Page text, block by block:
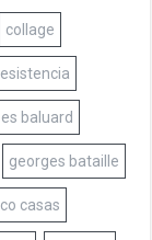
collage
es baluard
georges bataille
casas